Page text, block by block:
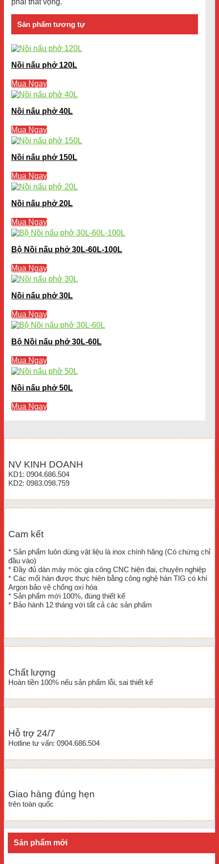
phải thất vọng.
Sản phẩm tương tự
Nồi nấu phở 120L
Mua Ngay
Nồi nấu phở 40L
Mua Ngay
Nồi nấu phở 150L
Mua Ngay
Nồi nấu phở 20L
Mua Ngay
Bộ Nồi nấu phở 30L-60L-100L
Mua Ngay
Nồi nấu phở 30L
Mua Ngay
Bộ Nồi nấu phở 30L-60L
Mua Ngay
Nồi nấu phở 50L
Mua Ngay
NV KINH DOANH
KD1: 0904.686.504
KD2: 0983.098.759
Cam kết
* Sản phẩm luôn dùng vật liệu là inox chính hãng (Có chứng chỉ
đầu vào)
* Đầy đủ dàn máy móc gia công CNC hiện đại, chuyên nghiệp
* Các mối hàn được thực hiện bằng công nghệ hàn TIG có khí
Argon bảo vệ chống oxi hóa
* Sản phẩm mới 100%, đúng thiết kế
* Bảo hành 12 tháng với tất cả các sản phẩm
Chất lượng
Hoàn tiền 100% nếu sản phẩm lỗi, sai thiết kế
Hỗ trợ 24/7
Hotline tư vấn: 0904.686.504
Giao hàng đúng hẹn
trên toàn quốc
Sản phẩm mới